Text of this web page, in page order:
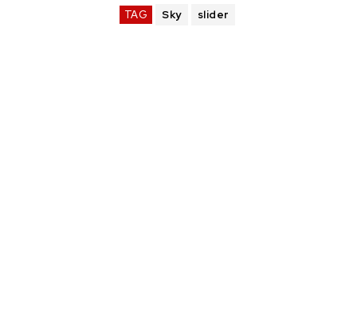
TAG Sky slider